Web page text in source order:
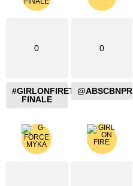
0
#GIRLONFIRETHEBLAZING
FINALE
0
@ABSCBNPR